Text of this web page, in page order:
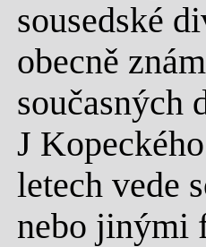
sousedské
obecně
současných
J
letech vede
nebo jinými